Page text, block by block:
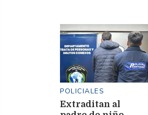
POLICIALES
Extraditan al